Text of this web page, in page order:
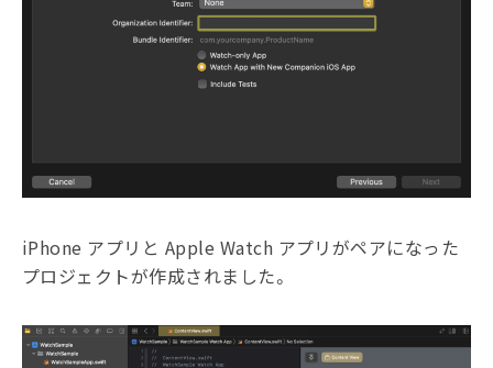
iPhone アプリと Apple Watch アプリがペアになった
プロジェクトが作成されました。